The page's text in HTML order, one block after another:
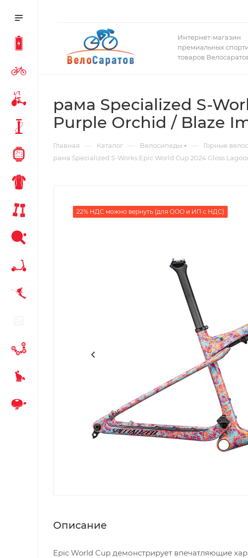
Интернет-магазин
премиальных
товаров
рама Specialized S-
Purple Orchid / Blaze
Главная — Каталог — Велосипеды — Горные
рама Specialized S-Works Epic World Cup 2024 Gloss
22% НДС можно вернуть (для ООО и ИП с НДС)
Описание
Epic World Cup демонстрирует впечатляющие